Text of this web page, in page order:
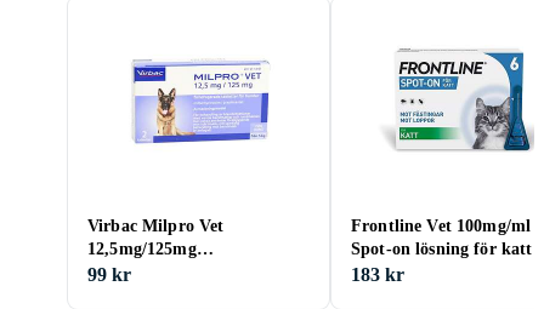
Virbac Milpro Vet
12,5mg/125mg
Filmdragerade Tabletter för
99 kr
Frontline Vet 100mg/ml
Spot-on lösning för katt
0,5ml
183 kr